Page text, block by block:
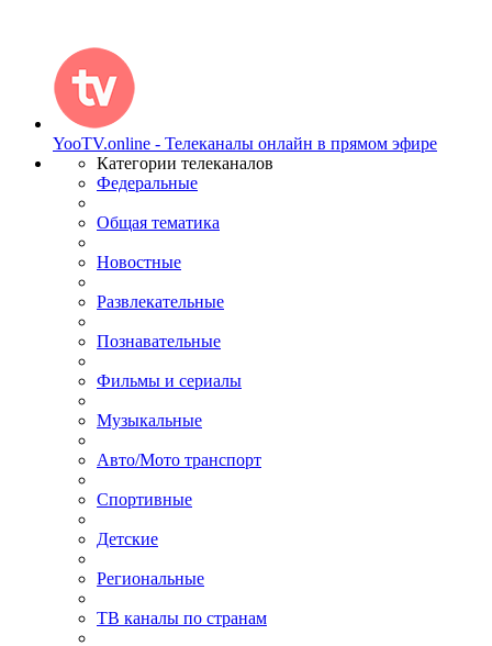
YooTV.online - Телеканалы онлайн в прямом эфире
Категории телеканалов
Федеральные
Общая тематика
Новостные
Развлекательные
Познавательные
Фильмы и сериалы
Музыкальные
Авто/Мото транспорт
Спортивные
Детские
Региональные
ТВ каналы по странам